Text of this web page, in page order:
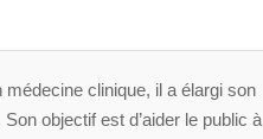
clinique, il a élargi son
objectif est d’aider le public à